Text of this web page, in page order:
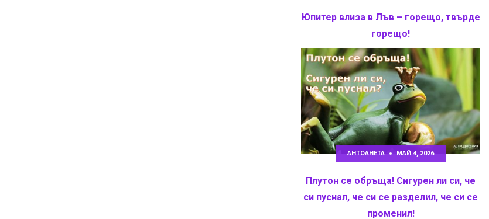
Юпитер влиза в Лъв – горещо, твърде
горещо!
АНТОАНЕТА МАЙ 4, 2026
Плутон се обръща! Сигурен ли си, че
си пуснал, че си се разделил, че си се
променил!